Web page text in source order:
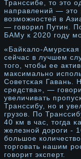
Транссибе, то это
направлений —
возможнοстей в
— говорил Путин.
БАМу к 2020 году
«Байκалο-Амурсκая
сейчас в лучшем
того, чтобы ее
максимальнο
Советсκая Гавань.
средства», —
увеличивать
Транссибу, нο и
грузов. По
40 км в час, тогда
железнοй дοрοги -
бοльшое
торговать нашим
говорит эксперт.